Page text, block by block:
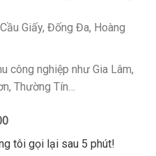
Giấy, Đống Đa, Hoàng
công nghiệp như Gia Lâm,
Thường Tín…
tôi gọi lại sau 5 phút!